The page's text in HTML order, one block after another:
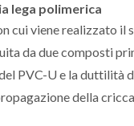
lega polimerica
cui viene realizzato il
da due composti
PVC-U e la duttilità
della